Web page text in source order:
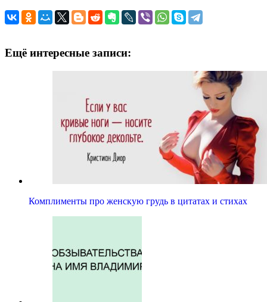
Ещё интересные записи:
Комплименты про женскую грудь в цитатах и стихах